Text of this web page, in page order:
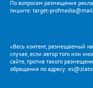
По вопросам размещения
пишите: target-
«Весь контент, размещаемый
случае, если автор того или
сайте, против такого
обращения по адресу: